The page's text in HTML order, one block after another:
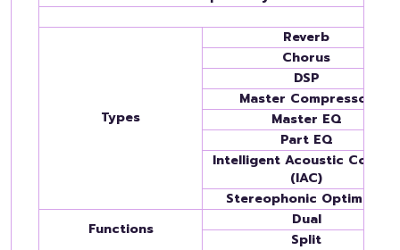
Types
Reverb
Chorus
DSP
Master Compressor
Master EQ
Part EQ
Intelligent Acoustic Control
(IAC)
Stereophonic Optimizer
Functions
Dual
Split